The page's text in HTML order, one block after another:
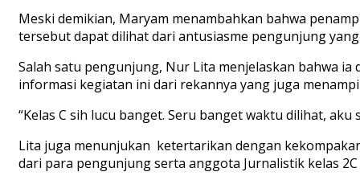
Meski demikian, Maryam menambahkan bahwa
tersebut dapat dilihat dari antusiasme pengunjung
Salah satu pengunjung, Nur Lita menjelaskan bahwa
informasi kegiatan ini dari rekannya yang juga
“Kelas C sih lucu banget. Seru banget waktu dilihat,
Lita juga menunjukan ketertarikan dengan
dari para pengunjung serta anggota Jurnalistik kelas